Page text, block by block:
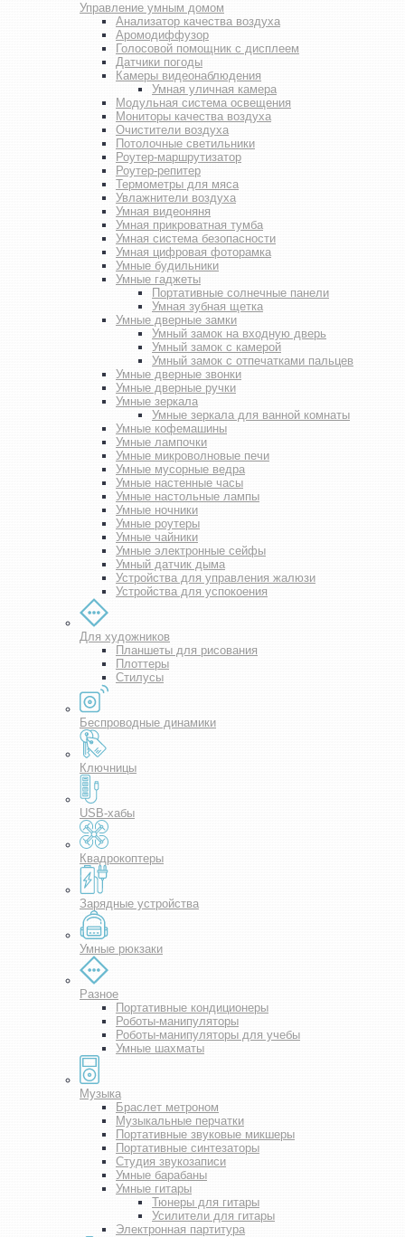
Управление умным домом
Анализатор качества воздуха
Аромодиффузор
Голосовой помощник с дисплеем
Датчики погоды
Камеры видеонаблюдения
Умная уличная камера
Модульная система освещения
Мониторы качества воздуха
Очистители воздуха
Потолочные светильники
Роутер-маршрутизатор
Роутер-репитер
Термометры для мяса
Увлажнители воздуха
Умная видеоняня
Умная прикроватная тумба
Умная система безопасности
Умная цифровая фоторамка
Умные будильники
Умные гаджеты
Портативные солнечные панели
Умная зубная щетка
Умные дверные замки
Умный замок на входную дверь
Умный замок с камерой
Умный замок с отпечатками пальцев
Умные дверные звонки
Умные дверные ручки
Умные зеркала
Умные зеркала для ванной комнаты
Умные кофемашины
Умные лампочки
Умные микроволновые печи
Умные мусорные ведра
Умные настенные часы
Умные настольные лампы
Умные ночники
Умные роутеры
Умные чайники
Умные электронные сейфы
Умный датчик дыма
Устройства для управления жалюзи
Устройства для успокоения
Для художников
Планшеты для рисования
Плоттеры
Стилусы
Беспроводные динамики
Ключницы
USB-хабы
Квадрокоптеры
Зарядные устройства
Умные рюкзаки
Разное
Портативные кондиционеры
Роботы-манипуляторы
Роботы-манипуляторы для учебы
Умные шахматы
Музыка
Браслет метроном
Музыкальные перчатки
Портативные звуковые микшеры
Портативные синтезаторы
Студия звукозаписи
Умные барабаны
Умные гитары
Тюнеры для гитары
Усилители для гитары
Электронная партитура